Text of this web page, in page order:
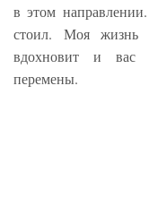
в этом
стоил. Моя жизнь
вдохновит и вас
перемены.